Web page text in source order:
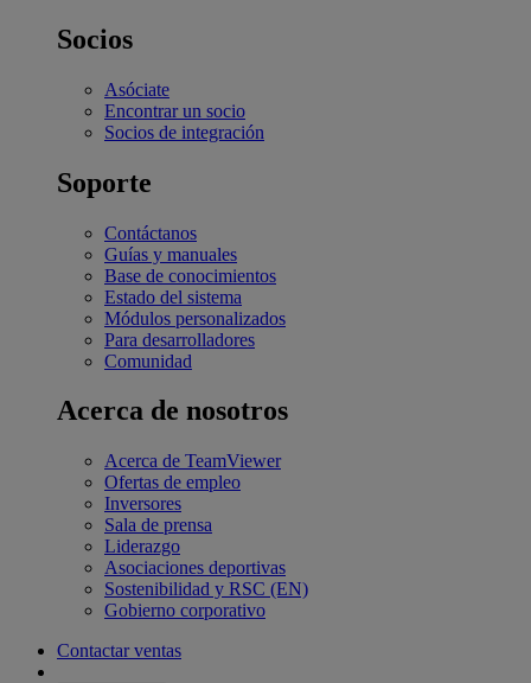
Socios
Asóciate
Encontrar un socio
Socios de integración
Soporte
Contáctanos
Guías y manuales
Base de conocimientos
Estado del sistema
Módulos personalizados
Para desarrolladores
Comunidad
Acerca de nosotros
Acerca de TeamViewer
Ofertas de empleo
Inversores
Sala de prensa
Liderazgo
Asociaciones deportivas
Sostenibilidad y RSC (EN)
Gobierno corporativo
Contactar ventas